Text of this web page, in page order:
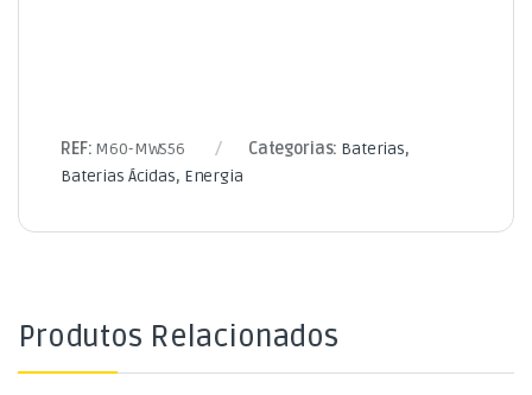
REF: M60-MWS56 Categorias: Baterias,
Baterias Ácidas, Energia
Produtos Relacionados